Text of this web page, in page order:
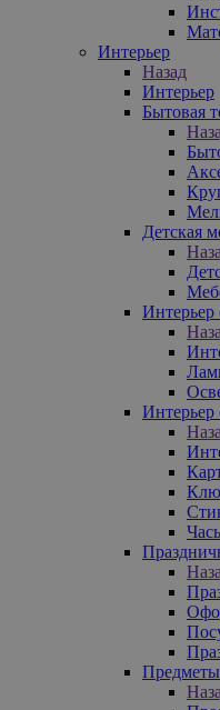
Интерьер
Назад
Интерьер
Бытовая
Детская
Интерьер
Интерьер
Предметы